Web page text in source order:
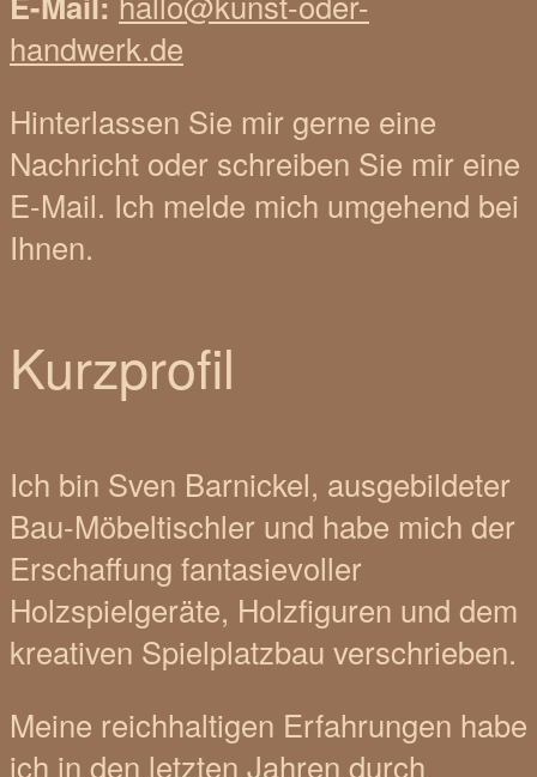
handwerk.de
Hinterlassen Sie mir gerne eine
Nachricht oder schreiben Sie mir eine
E-Mail. Ich melde mich umgehend bei
Ihnen.
Kurzprofil
Ich bin Sven Barnickel, ausgebildeter
Bau-Möbeltischler und habe mich der
Erschaffung fantasievoller
Holzspielgeräte, Holzfiguren und dem
kreativen Spielplatzbau verschrieben.
Meine reichhaltigen Erfahrungen habe
ich in den letzten Jahren durch